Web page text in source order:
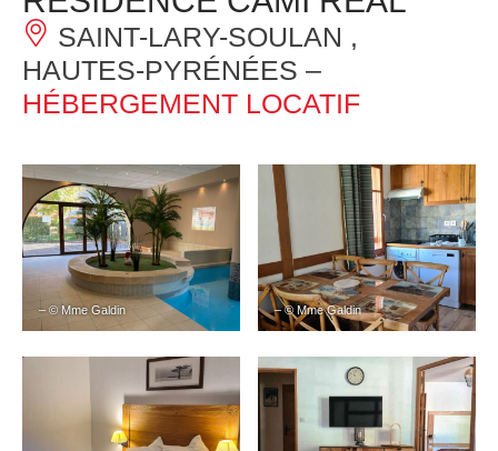
SAINT-LARY-SOULAN ,
HAUTES-PYRÉNÉES –
HÉBERGEMENT LOCATIF
– © Mme Galdin – © Mme Galdin